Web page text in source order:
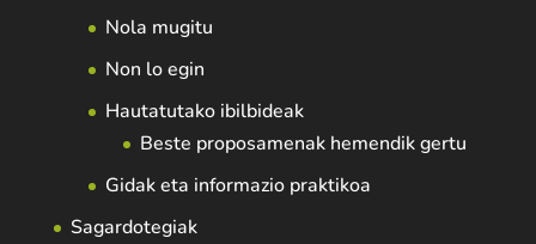
Nola mugitu
Non lo egin
Hautatutako ibilbideak
Beste proposamenak hemendik gertu
Gidak eta informazio praktikoa
Sagardotegiak